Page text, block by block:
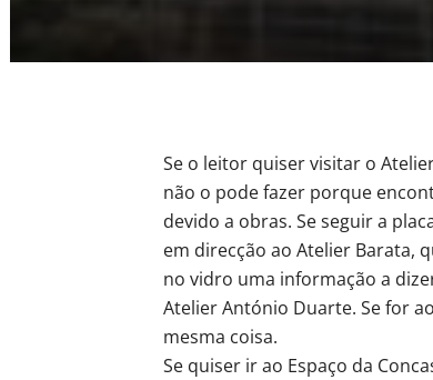
Se o leitor quiser visitar o
não o pode fazer porque
devido a obras. Se seguir a
em direcção ao Atelier Barata,
no vidro uma informação a
Atelier António Duarte. Se for
mesma coisa.
Se quiser ir ao Espaço da